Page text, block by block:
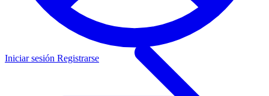
Iniciar sesión Registrarse